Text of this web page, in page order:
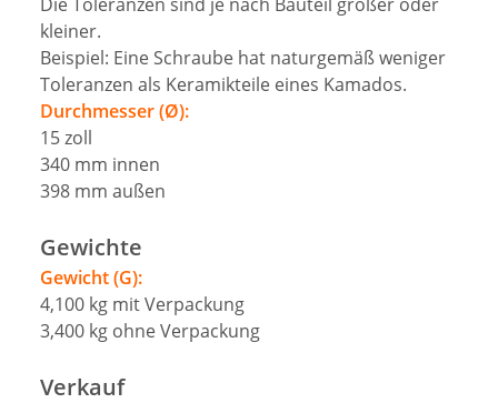
kleiner.
Beispiel: Eine Schraube hat naturgemäß weniger
Toleranzen als Keramikteile eines Kamados.
Durchmesser (Ø):
15zoll
340 mm innen
398 mm außen
Gewichte
Gewicht (G):
4,100 kg mit Verpackung
3,400 kg ohne Verpackung
Verkauf